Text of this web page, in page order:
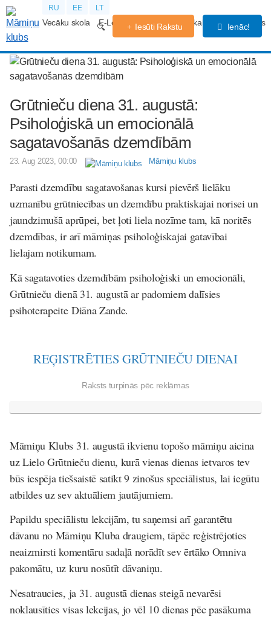
RU EE LT
Vecāku skola E-Lekcijas Grūtniecības kalendārs Forums
Iesūti Rakstu Ienāc!
Grūtnieču diena 31. augustā:
Psiholoģiskā un emocionālā
sagatavošanās dzemdībām
23. Aug 2023, 00:00 Māmiņu klubs
Parasti dzemdību sagatavošanas kursi pievērš lielāku
uzmanību grūtniecības un dzemdību praktiskajai norisei un
jaundzimušā aprūpei, bet ļoti liela nozīme tam, kā noritēs
dzemdības, ir arī māmiņas psiholoģiskajai gatavībai
lielajam notikumam.
Kā sagatavoties dzemdībām psiholoģiski un emocionāli,
Grūtnieču dienā 31. augustā ar padomiem dalīsies
psihoterapeiteDiāna Zande.
REĢISTRĒTIES GRŪTNIEČU DIENAI
Raksts turpinās pēc reklāmas
Māmiņu Klubs 31. augustā ikvienu topošo māmiņu aicina
uz Lielo Grūtnieču dienu, kurā vienas dienas ietvaros tev
būs iespēja tiešsaistē satikt 9 zinošus speciālistus, lai iegūtu
atbildes uz sev aktuāliem jautājumiem.
Papildu speciālistu lekcijām, tu saņemsi arī garantētu
dāvanu no Māmiņu Kluba draugiem, tāpēc reģistrējoties
neaizmirsti komentāru sadaļā norādīt sev ērtāko Omniva
pakomātu, uz kuru nosūtīt dāvaniņu.
Nesatraucies, ja 31. augustā dienas steigā nevarēsi
noklausīties visas lekcijas, jo vēl 10 dienas pēc pasākuma